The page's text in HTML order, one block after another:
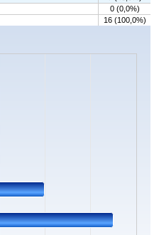
0 (0,0%)
16 (100,0%)